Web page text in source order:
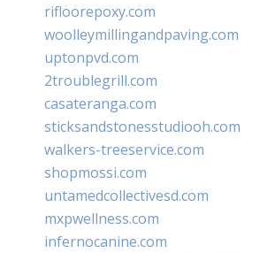
rifloorepoxy.com
woolleymillingandpaving.com
uptonpvd.com
2troublegrill.com
casateranga.com
sticksandstonesstudiooh.com
walkers-treeservice.com
shopmossi.com
untamedcollectivesd.com
mxpwellness.com
infernocanine.com